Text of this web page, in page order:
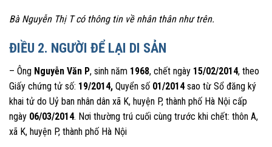
Bà Nguyễn Thị T có thông tin về nhân thân như trên.
ĐIỀU 2. NGƯỜI ĐỂ LẠI DI SẢN
– Ông Nguyễn Văn P, sinh năm 1968, chết ngày 15/02/2014, theo
Giấy chứng tử số: 19/2014, Quyển số 01/2014sao từ Sổ đăng ký
khai tử do Uỷ ban nhân dân xã K, huyện P, thành phố Hà Nội cấp
ngày 06/03/2014. Nơi thường trú cuối cùng trước khi chết: thôn A,
xã K, huyện P, thành phố Hà Nội